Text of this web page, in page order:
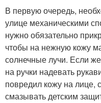
В первую очередь,
улице механическими
нужно обязательно
чтобы на нежную кожу
солнечные лучи. Если
на ручки надевать
повредил кожу на лице,
смазывать детским